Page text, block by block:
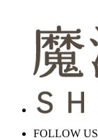
FOLLOW US